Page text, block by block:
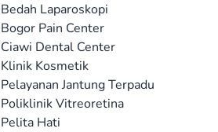
Bedah Laparoskopi
Bogor Pain Center
Ciawi Dental Center
Klinik Kosmetik
Pelayanan Jantung Terpadu
Poliklinik Vitreoretina
Pelita Hati